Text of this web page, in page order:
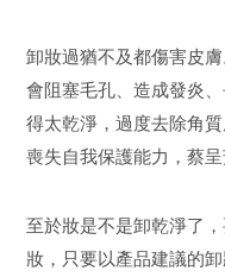
卸妝過猶不及都傷害皮
會阻塞毛孔、造成發炎
得太乾淨，過度去除角
喪失自我保護能力，蔡呈
至於妝是不是卸乾淨了
妝，只要以產品建議的